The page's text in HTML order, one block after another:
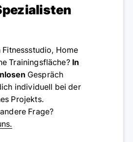
Fitnessstudio, Home
Trainingsfläche? In
Gespräch
individuell bei der
Projekts.
Frage?